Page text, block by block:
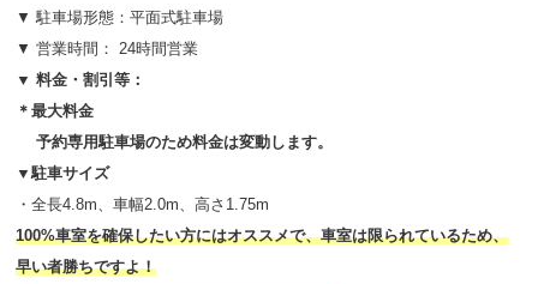
▼ 駐車場形態：平面式駐車場
▼ 営業時間： 24時間営業
▼ 料金・割引等：
＊最大料金
予約専用駐車場のため料金は変動します。
▼駐車サイズ
・全長4.8m、車幅2.0m、高さ1.75m
100%車室を確保したい方にはオススメで、車室は限られているため、
早い者勝ちですよ！